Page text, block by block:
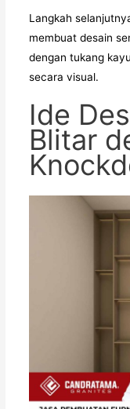
Langkah
membuat desain
dengan tukang
secara visual.
Ide
Blitar